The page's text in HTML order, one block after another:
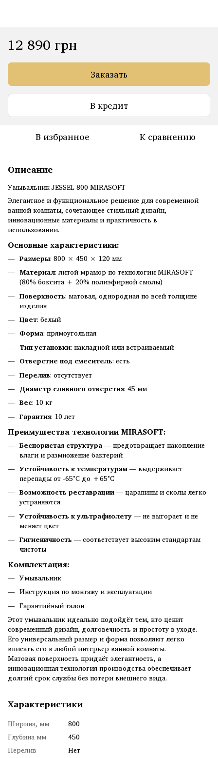
12 890 грн
Заказать
В кредит
В избранное К сравнению
Описание
Умывальник JESSEL 800 MIRASOFT
Элегантное и функциональное решение для современной
ванной комнаты, сочетающее стильный дизайн,
инновационные материалы и практичность в
использовании.
Основные характеристики:
Размеры: 800 × 450 × 120 мм
Материал: литой мрамор по технологии MIRASOFT
(80% боксита + 20% полиэфирной смолы)
Поверхность: матовая, однородная по всей толщине
изделия
Цвет: белый
Форма: прямоугольная
Тип установки: накладной или встраиваемый
Отверстие под смеситель: есть
Перелив: отсутствует
Диаметр сливного отверстия: 45 мм
Вес: 10 кг
Гарантия: 10 лет
Преимущества технологии MIRASOFT:
Беспористая структура— предотвращает накопление
влаги и размножение бактерий
Устойчивость к температурам— выдерживает
перепады от -65°C до +65°C
Возможность реставрации— царапины и сколы легко
устраняются
Устойчивость к ультрафиолету— не выгорает и не
меняет цвет
Гигиеничность — соответствует высоким стандартам
чистоты
Комплектация:
Умывальник
Инструкция по монтажу и эксплуатации
Гарантийный талон
Этот умывальник идеально подойдёт тем, кто ценит
современный дизайн, долговечность и простоту в уходе.
Его универсальный размер и форма позволяют легко
вписать его в любой интерьер ванной комнаты.
Матовая поверхность придаёт элегантность, а
инновационная технология производства обеспечивает
долгий срок службы без потери внешнего вида.
Характеристики
Ширина, мм
800
Глубина мм
450
Перелив
Нет